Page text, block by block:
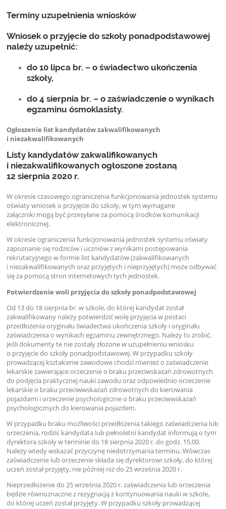
Terminy uzupełnienia wniosków
Wniosek o przyjęcie do szkoły ponadpodstawowej
należy uzupełnić:
do 10 lipca br. – o świadectwo ukończenia
szkoły,
do 4 sierpnia br. – o zaświadczenie o wynikach
egzaminu ósmoklasisty.
Ogłoszenie list kandydatów zakwalifikowanych
i niezakwalifikowanych
Listy kandydatów zakwalifikowanych
i niezakwalifikowanych ogłoszone zostaną
12 sierpnia 2020 r.
W okresie czasowego ograniczenia funkcjonowania jednostek systemu
oświaty wniosek o przyjęcie do szkoły, w tym wymagane
załączniki mogą być przesyłane za pomocą środków komunikacji
elektronicznej.
W okresie ograniczenia funkcjonowania jednostek systemu oświaty
zapoznanie się rodziców i uczniów z wynikami postępowania
rekrutacyjnego w formie list kandydatów (zakwalifikowanych
i niezakwalifikowanych oraz przyjętych i nieprzyjętych) może odbywać
się za pomocą stron internetowych tych jednostek.
Potwierdzenie woli przyjęcia do szkoły ponadpodstawowej
Od 13 do 18 sierpnia br. w szkole, do której kandydat został
zakwalifikowany należy potwierdzić wolę przyjęcia w postaci
przedłożenia oryginału świadectwa ukończenia szkoły i oryginału
zaświadczenia o wynikach egzaminu zewnętrznego. Należy to zrobić,
jeśli dokumenty te nie zostały złożone w uzupełnieniu wniosku
o przyjęcie do szkoły ponadpodstawowej. W przypadku szkoły
prowadzącej kształcenie zawodowe chodzi również o zaświadczenie
lekarskie zawierające orzeczenie o braku przeciwskazań zdrowotnych
do podjęcia praktycznej nauki zawodu oraz odpowiednio orzeczenie
lekarskie o braku przeciwwskazań zdrowotnych do kierowania
pojazdami i orzeczenie psychologiczne o braku przeciwwskazań
psychologicznych do kierowania pojazdem.
W przypadku braku możliwości przedłożenia takiego zaświadczenia lub
orzeczenia, rodzic kandydata lub pełnoletni kandydat informują o tym
dyrektora szkoły w terminie do 18 sierpnia 2020 r. do godz. 15.00.
Należy wtedy wskazać przyczynę niedotrzymania terminu. Wówczas
zaświadczenie lub orzeczenie składa się dyrektorowi szkoły, do której
uczeń został przyjęty, nie później niż do 25 września 2020 r.
Nieprzedłożenie do 25 września 2020 r. zaświadczenia lub orzeczenia
będzie równoznaczne z rezygnacją z kontynuowania nauki w szkole,
do której uczeń został przyjęty. W przypadku szkoły prowadzącej